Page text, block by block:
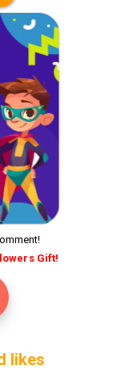
Gift!
likes